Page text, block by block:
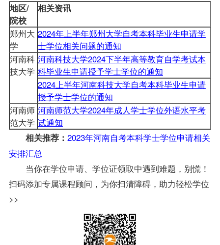
地区/
院校
相关资讯
郑州大
学
2024年上半年郑州大学自考本科毕业生申请学
士学位相关问题的通知
河南科
技大学
河南科技大学2024下半年高等教育自学考试本
科毕业生申请授予学士学位的通知
2024上半年河南科技大学自考本科毕业生申请
授予学士学位的通知
河南师
范大学
河南师范大学2024年成人学士学位外语水平考
试通知
相关推荐： 2023年河南自考本科学士学位申请相关
安排汇总
当你在学位申请、学位证领取中遇到难题，别慌！
扫码添加专属课程顾问，为你扫清障碍，助力轻松学位
>>